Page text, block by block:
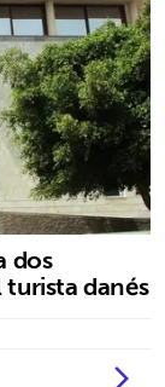
dos
danés